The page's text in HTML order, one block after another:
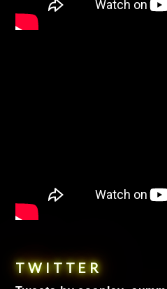
TWITTER